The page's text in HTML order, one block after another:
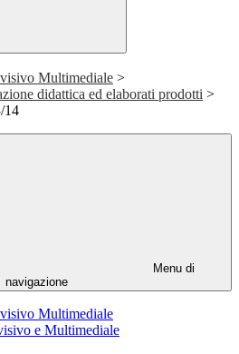
Multimediale >
didattica ed elaborati prodotti >
14
Menu di
navigazione
Multimediale
e Multimediale